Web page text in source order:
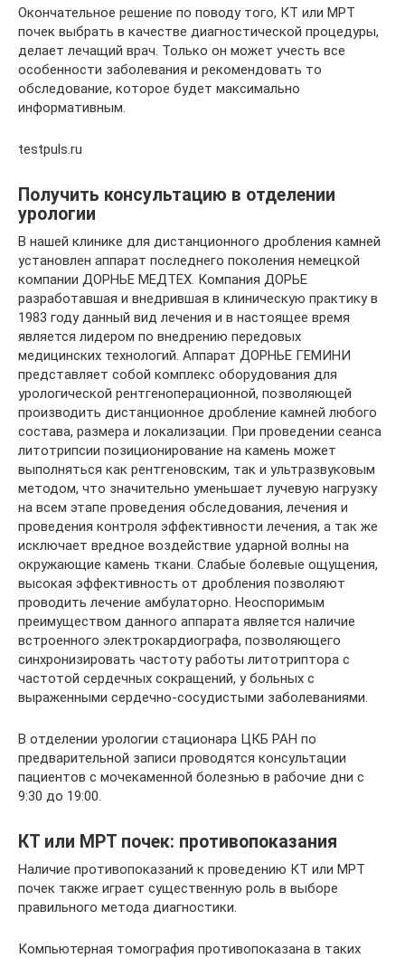
Окончательное решение по поводу того, КТ или МРТ
почек выбрать в качестве диагностической процедуры,
делает лечащий врач. Только он может учесть все
особенности заболевания и рекомендовать то
обследование, которое будет максимально
информативным.
testpuls.ru
Получить консультацию в отделении
урологии
В нашей клинике для дистанционного дробления камней
установлен аппарат последнего поколения немецкой
компании ДОРНЬЕ МЕДТЕХ. Компания ДОРЬЕ
разработавшая и внедрившая в клиническую практику в
1983 году данный вид лечения и в настоящее время
является лидером по внедрению передовых
медицинских технологий. Аппарат ДОРНЬЕ ГЕМИНИ
представляет собой комплекс оборудования для
урологической рентгеноперационной, позволяющей
производить дистанционное дробление камней любого
состава, размера и локализации. При проведении сеанса
литотрипсии позиционирование на камень может
выполняться как рентгеновским, так и ультразвуковым
методом, что значительно уменьшает лучевую нагрузку
на всем этапе проведения обследования, лечения и
проведения контроля эффективности лечения, а так же
исключает вредное воздействие ударной волны на
окружающие камень ткани. Слабые болевые ощущения,
высокая эффективность от дробления позволяют
проводить лечение амбулаторно. Неоспоримым
преимуществом данного аппарата является наличие
встроенного электрокардиографа, позволяющего
синхронизировать частоту работы литотриптора с
частотой сердечных сокращений, у больных с
выраженными сердечно-сосудистыми заболеваниями.
В отделении урологии стационара ЦКБ РАН по
предварительной записи проводятся консультации
пациентов с мочекаменной болезнью в рабочие дни с
9:30 до 19:00.
КТ или МРТ почек: противопоказания
Наличие противопоказаний к проведению КТ или МРТ
почек также играет существенную роль в выборе
правильного метода диагностики.
Компьютерная томография противопоказана в таких